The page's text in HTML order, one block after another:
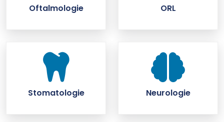
Oftalmologie ORL
Stomatologie Neurologie